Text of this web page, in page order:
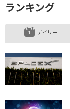
ランキング
デイリー